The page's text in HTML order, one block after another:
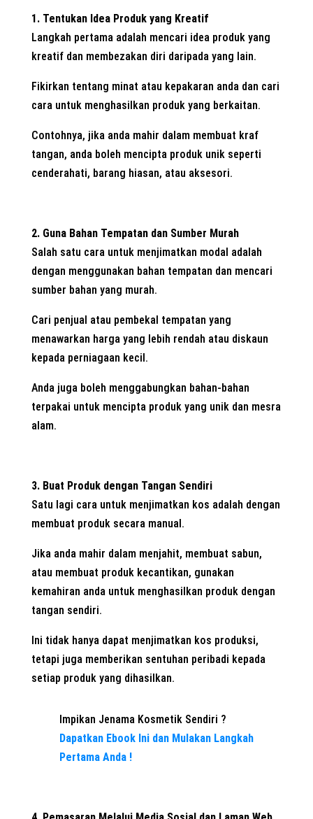
1. Tentukan Idea Produk yang Kreatif
Langkah pertama adalah mencari idea produk yang
kreatif dan membezakan diri daripada yang lain.
Fikirkan tentang minat atau kepakaran anda dan cari
cara untuk menghasilkan produk yang berkaitan.
Contohnya, jika anda mahir dalam membuat kraf
tangan, anda boleh mencipta produk unik seperti
cenderahati, barang hiasan, atau aksesori.
2. Guna Bahan Tempatan dan Sumber Murah
Salah satu cara untuk menjimatkan modal adalah
dengan menggunakan bahan tempatan dan mencari
sumber bahan yang murah.
Cari penjual atau pembekal tempatan yang
menawarkan harga yang lebih rendah atau diskaun
kepada perniagaan kecil.
Anda juga boleh menggabungkan bahan-bahan
terpakai untuk mencipta produk yang unik dan mesra
alam.
3. Buat Produk dengan Tangan Sendiri
Satu lagi cara untuk menjimatkan kos adalah dengan
membuat produk secara manual.
Jika anda mahir dalam menjahit, membuat sabun,
atau membuat produk kecantikan, gunakan
kemahiran anda untuk menghasilkan produk dengan
tangan sendiri.
Ini tidak hanya dapat menjimatkan kos produksi,
tetapi juga memberikan sentuhan peribadi kepada
setiap produk yang dihasilkan.
Impikan Jenama Kosmetik Sendiri ?
Dapatkan Ebook Ini dan Mulakan Langkah
Pertama Anda !